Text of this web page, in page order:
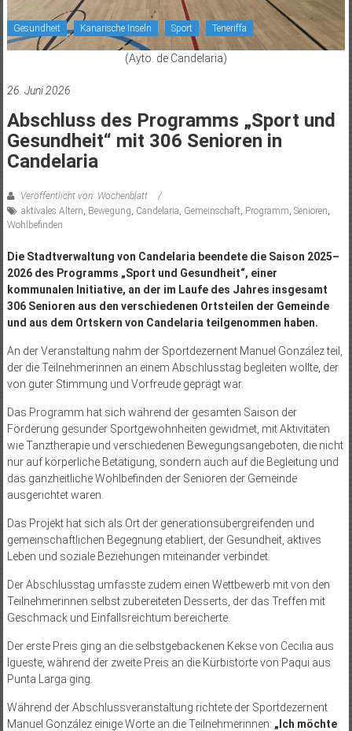
Gesundheit Kanarische Inseln Sport Teneriffa
(Ayto. de Candelaria)
26. Juni 2026
Abschluss des Programms „Sport und
Gesundheit“ mit 306 Senioren in
Candelaria
Veröffentlicht von: Wochenblatt
aktivales Altern Bewegung Candelaria Gemeinschaft Programm Senioren
Wohlbefinden
Die Stadtverwaltung von Candelaria beendete die Saison 2025–
2026 des Programms „Sport und Gesundheit“, einer
kommunalen Initiative, an der im Laufe des Jahres insgesamt
306 Senioren aus den verschiedenen Ortsteilen der Gemeinde
und aus dem Ortskern von Candelaria teilgenommen haben.
An der Veranstaltung nahm der Sportdezernent Manuel González teil,
der die Teilnehmerinnen an einem Abschlusstag begleiten wollte, der
von guter Stimmung und Vorfreude geprägt war.
Das Programm hat sich während der gesamten Saison der
Förderung gesunder Sportgewohnheiten gewidmet, mit Aktivitäten
wie Tanztherapie und verschiedenen Bewegungsangeboten, die nicht
nur auf körperliche Betätigung, sondern auch auf die Begleitung und
das ganzheitliche Wohlbefinden der Senioren der Gemeinde
ausgerichtet waren.
Das Projekt hat sich als Ort der generationsübergreifenden und
gemeinschaftlichen Begegnung etabliert, der Gesundheit, aktives
Leben und soziale Beziehungen miteinander verbindet.
Der Abschlusstag umfasste zudem einen Wettbewerb mit von den
Teilnehmerinnen selbst zubereiteten Desserts, der das Treffen mit
Geschmack und Einfallsreichtum bereicherte.
Der erste Preis ging an die selbstgebackenen Kekse von Cecilia aus
Igueste, während der zweite Preis an die Kürbistorte von Paqui aus
Punta Larga ging.
Während der Abschlussveranstaltung richtete der Sportdezernent
Manuel González einige Worte an die Teilnehmerinnen: „Ich möchte